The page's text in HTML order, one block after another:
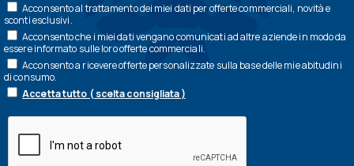
Acconsento al trattamento dei miei dati per offerte commerciali, novità e
sconti esclusivi.
Acconsento che i miei dati vengano comunicati ad altre aziende in modo da
essere informato sulle loro offerte commerciali.
Acconsento a ricevere offerte personalizzate sulla base delle mie abitudini
di consumo.
Accetta tutto ( scelta consigliata )